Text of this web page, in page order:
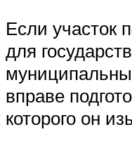
Если участок
для
вправе
которого он